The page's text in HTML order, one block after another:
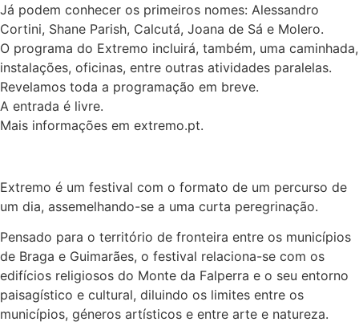
Já podem conhecer os primeiros nomes: Alessandro
Cortini, Shane Parish, Calcutá, Joana de Sá e Molero.
O programa do Extremo incluirá, também, uma caminhada,
instalações, oficinas, entre outras atividades paralelas.
Revelamos toda a programação em breve.
A entrada é livre.
Mais informações em extremo.pt.
Extremo é um festival com o formato de um percurso de
um dia, assemelhando-se a uma curta peregrinação.
Pensado para o território de fronteira entre os municípios
de Braga e Guimarães, o festival relaciona-se com os
edifícios religiosos do Monte da Falperra e o seu entorno
paisagístico e cultural, diluindo os limites entre os
municípios, géneros artísticos e entre arte e natureza.